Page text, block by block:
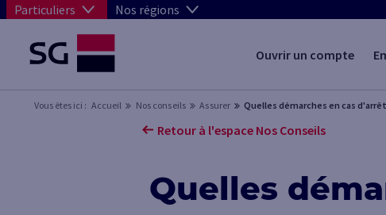
Particuliers Nos régions
Ouvrir un compte
Vous êtes ici : Accueil Nos conseils Assurer Quelles démarches en cas
Retour à l'espace Nos Conseils
Quelles